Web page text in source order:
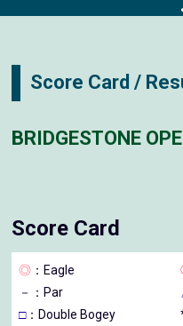
Score Card /
BRIDGESTONE
Score Card
◎ ：Eagle
－
：Par
□：Double Bogey